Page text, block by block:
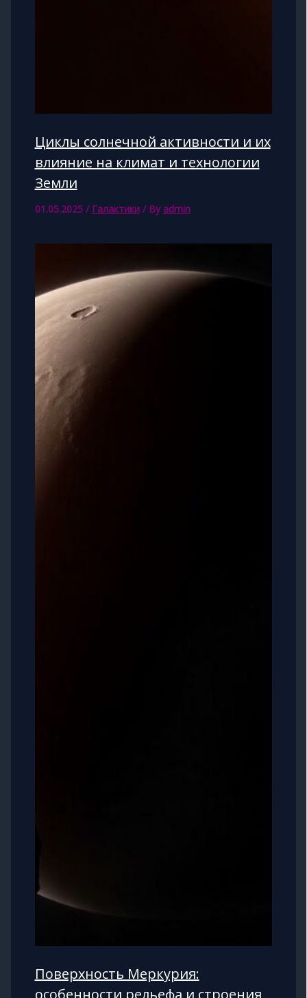
Циклы солнечной активности и их
влияние на климат и технологии
Земли
01.05.2025 / Галактики/ By admin
Поверхность Меркурия:
особенности рельефа и строения